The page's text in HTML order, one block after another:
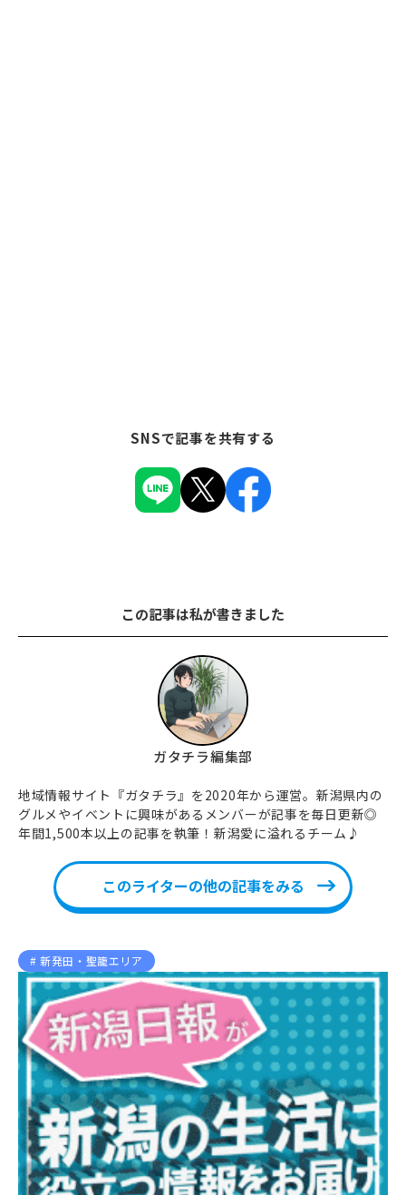
SNSで記事を共有する
この記事は私が書きました
ガタチラ編集部
地域情報サイト『ガタチラ』を2020年から運営。新潟県内の
グルメやイベントに興味があるメンバーが記事を毎日更新◎
年間1,500本以上の記事を執筆！新潟愛に溢れるチーム♪
このライターの他の記事をみる
新発田・聖籠エリア